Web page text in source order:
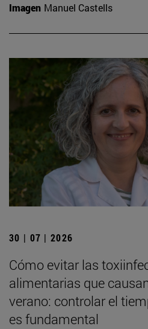
Imagen Manuel Castells
30 | 07 | 2026
Cómo evitar las
alimentarias que
verano: controlar el
es fundamental